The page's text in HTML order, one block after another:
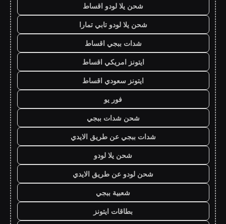
شحن يلا لودو اقساط
شحن يلا لودو تابي تمارا
شدات ببجي اقساط
ايتونز امريكي اقساط
ايتونز سعودي اقساط
فور يو
شحن شدات ببجي
شدات ببجي عن طريق الايدي
شحن يلا لودو
شحن لودو عن طريق الايدي
شعبية ببجي
بطاقات ايتونز